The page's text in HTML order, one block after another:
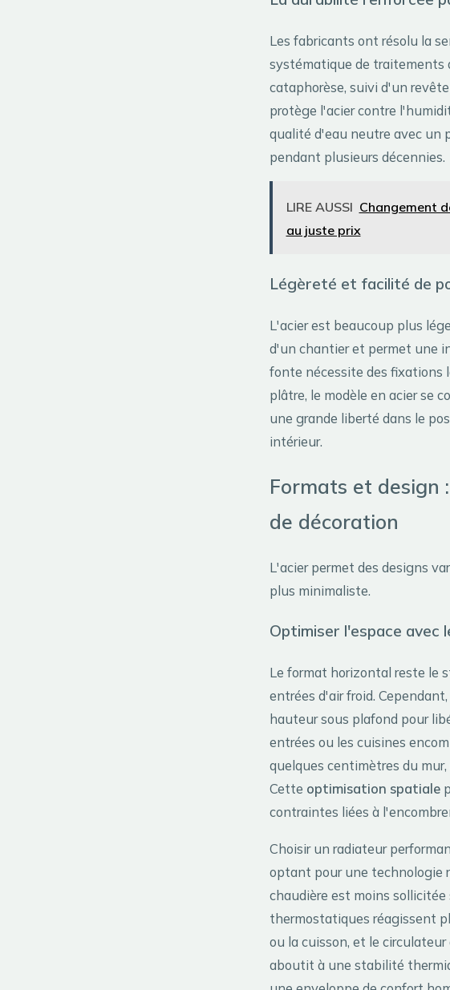
Les fabricants ont résolu la
systématique de traitements
cataphorèse, suivi d'un
protège l'acier contre
qualité d'eau neutre avec un
pendant plusieurs décennies.
LIRE AUSSI Changement
au juste prix
Légèreté et facilité de
L'acier est beaucoup plus
d'un chantier et permet une
fonte nécessite des fixations
plâtre, le modèle en acier se
une grande liberté dans le
intérieur.
Formats et
de décoration
L'acier permet des designs
plus minimaliste.
Optimiser l'espace
Le format horizontal reste le
entrées d'air froid.
hauteur sous plafond pour
entrées ou les cuisines
quelques centimètres du
Cette optimisation spatiale
contraintes liées à
Choisir un radiateur
optant pour une technologie
chaudière est moins
thermostatiques réagissent
ou la cuisson, et le
aboutit à une stabilité